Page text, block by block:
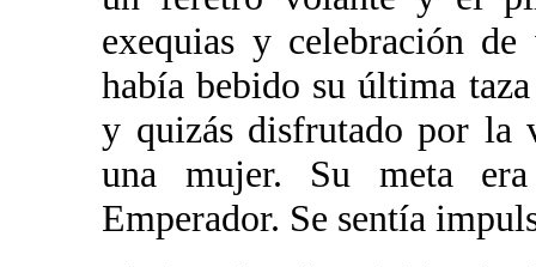
exequias y celebración
había bebido su última
y quizás disfrutado por la
una mujer. Su meta
Emperador. Se sentía